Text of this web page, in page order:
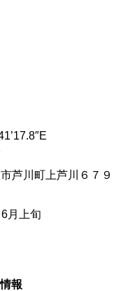
芦川町上芦川６７９
月上旬
報